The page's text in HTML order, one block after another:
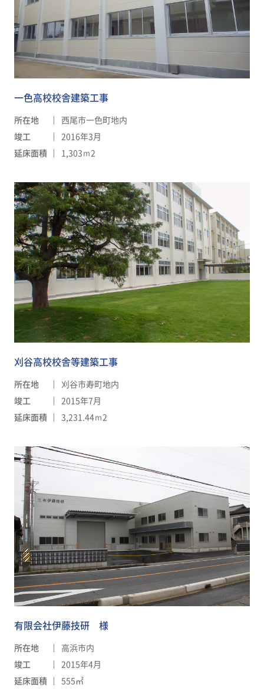
一色高校校舎建築工事
所在地
西尾市一色町地内
竣工
2016年3月
延床面積
1,303ｍ2
刈谷高校校舎等建築工事
所在地
刈谷市寿町地内
竣工
2015年7月
延床面積
3,231.44ｍ2
有限会社伊藤技研 様
所在地
高浜市内
竣工
2015年4月
延床面積
555㎡